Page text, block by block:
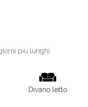
più lunghi.
Divano letto